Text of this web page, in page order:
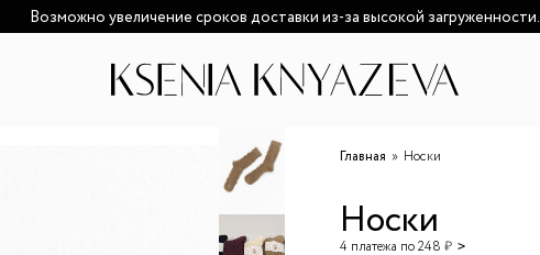
Возможно увеличение сроков доставки из-за высокой загруженности.
Главная Носки
Носки
4 платежа по 248 ₽